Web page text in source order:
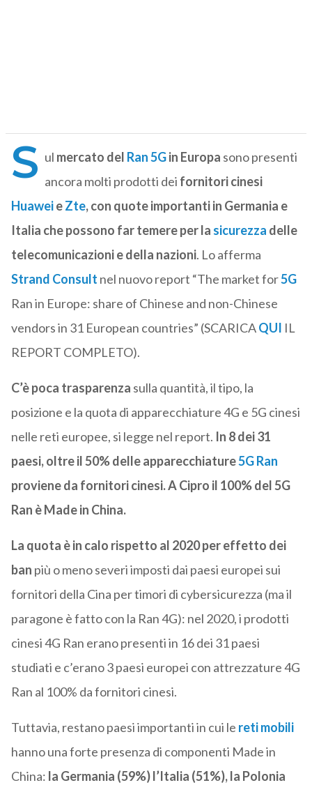
S ul mercato del Ran 5Gin Europa sono presenti
ancora molti prodotti dei fornitori cinesi
HuaweieZte, con quote importanti in Germania e
Italia che possono far temere per la sicurezza delle
telecomunicazioni e della nazioni. Lo afferma
Strand Consult nel nuovo report “The market for5G
Ran in Europe: share of Chinese and non-Chinese
vendors in 31 European countries” (SCARICAQUI IL
REPORT COMPLETO).
C’è poca trasparenza sulla quantità, il tipo, la
posizione e la quota di apparecchiature 4G e 5G cinesi
nelle reti europee, si legge nel report. In 8 dei 31
paesi, oltre il 50% delle apparecchiature5G Ran
proviene da fornitori cinesi. A Cipro il 100% del 5G
Ran è Made in China.
La quota è in calo rispetto al 2020 per effetto dei
ban più o meno severi imposti dai paesi europei sui
fornitori della Cina per timori di cybersicurezza (ma il
paragone è fatto con la Ran 4G): nel 2020, i prodotti
cinesi 4G Ran erano presenti in 16 dei 31 paesi
studiati e c’erano 3 paesi europei con attrezzature 4G
Ran al 100% da fornitori cinesi.
Tuttavia, restano paesi importanti in cui le reti mobili
hanno una forte presenza di componenti Made in
China: la Germania (59%) l’Italia (51%), la Polonia